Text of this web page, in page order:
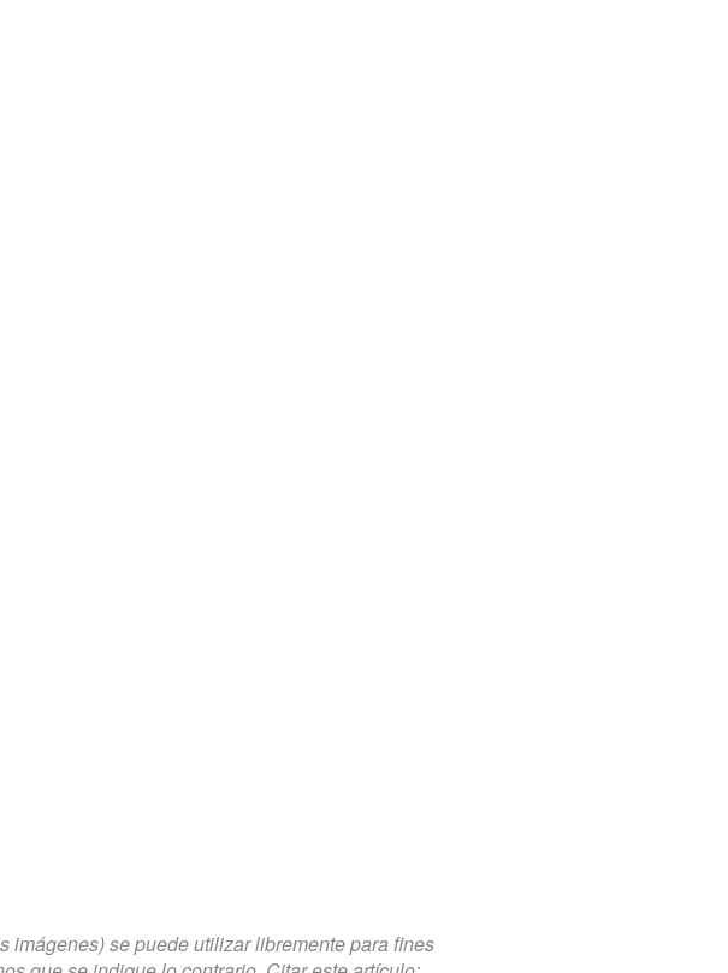
imágenes) se puede utilizar libremente para fines